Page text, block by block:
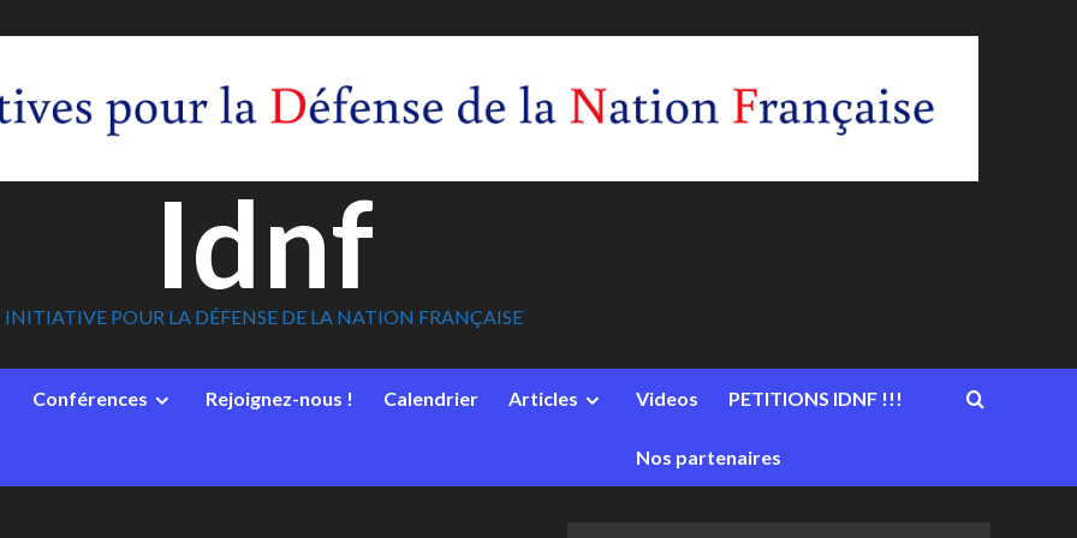
Idnf
INITIATIVE POUR LA DÉFENSE DE LA NATION FRANÇAISE
Conférences Rejoignez-nous ! Calendrier Articles Videos PETITIONS IDNF !!!
Nos partenaires